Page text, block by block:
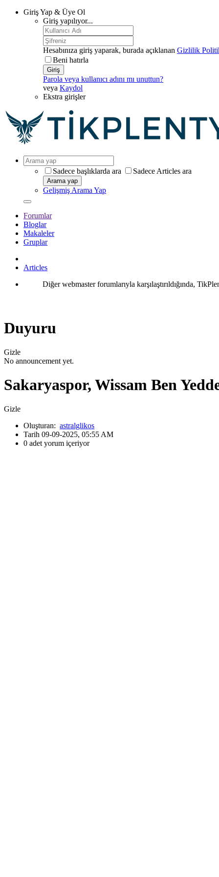
Giriş Yap & Üye Ol
Giriş yapılıyor...
Hesabınıza giriş yaparak, burada açıklanan Gizlilik
Beni hatırla
Giriş
Parola veya kullanıcı adını mı unuttun?
veya Kaydol
Ekstra girişler
Sadece başlıklarda ara Sadece Articles ara
Arama yap
Gelişmiş Arama Yap
Forumlar
Bloglar
Makaleler
Gruplar
Articles
Diğer webmaster forumlarıyla karşılaştırıldığında,
Duyuru
Gizle
No announcement yet.
Sakaryaspor, Wissam Ben
Gizle
Oluşturan: astralglikos
Tarih 09-09-2025, 05:55 AM
0 adet yorum içeriyor